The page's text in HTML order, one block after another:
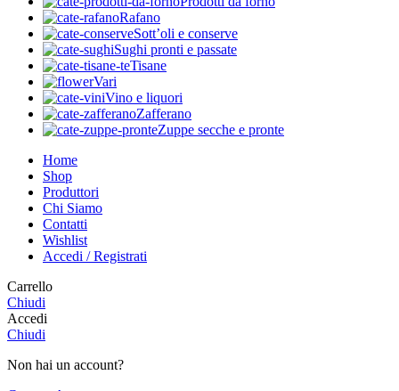
Rafano
Sott’oli e conserve
Sughi pronti e passate
Tisane
Vari
Vino e liquori
Zafferano
Zuppe secche e pronte
Home
Shop
Produttori
Chi Siamo
Contatti
Wishlist
Accedi / Registrati
Carrello
Chiudi
Accedi
Chiudi
Non hai un account?